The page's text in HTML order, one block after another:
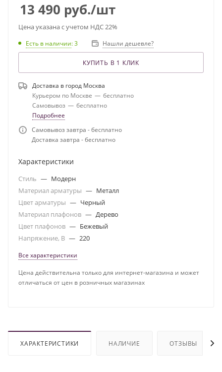
13 490 руб./шт
Цена указана с учетом НДС 22%
Есть в наличии: 3 Нашли дешевле?
КУПИТЬ В 1 КЛИК
Доставка в город Москва
Курьером по Москве — бесплатно
Самовывоз — бесплатно
Подробнее
Самовывоз завтра - бесплатно
Доставка завтра - бесплатно
Характеристики
Стиль — Модерн
Материал арматуры — Металл
Цвет арматуры — Черный
Материал плафонов — Дерево
Цвет плафонов — Бежевый
Напряжение, В — 220
Все характеристики
Цена действительна только для интернет-магазина и может
отличаться от цен в розничных магазинах
ХАРАКТЕРИСТИКИ НАЛИЧИЕ ОТЗЫВЫ